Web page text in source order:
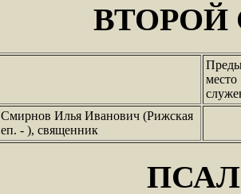
место
Смирнов Илья Иванович (Рижская
еп. - ), священник